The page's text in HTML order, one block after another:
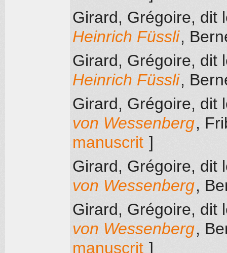
Girard, Grégoire, dit
Heinrich Füssli,
Girard, Grégoire, dit
Heinrich Füssli,
Girard, Grégoire, dit
von Wessenberg,
manuscrit ]
Girard, Grégoire, dit
von Wessenberg,
Girard, Grégoire, dit
von Wessenberg,
manuscrit ]